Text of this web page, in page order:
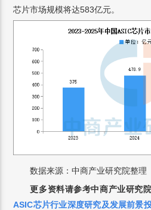
芯片市场规模将达583亿元。
数据来源：中商产业研究院整理
更多资料请参考中商产业研究
ASIC芯片行业深度研究及发展前景